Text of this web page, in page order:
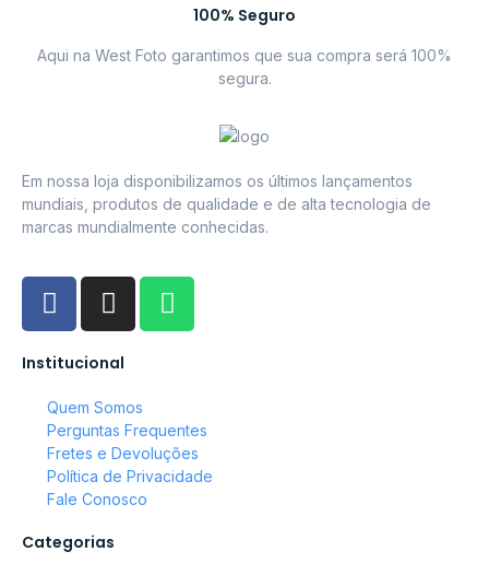
100% Seguro
Aqui na West Foto garantimos que sua compra será 100%
segura.
Em nossa loja disponibilizamos os últimos lançamentos
mundiais, produtos de qualidade e de alta tecnologia de
marcas mundialmente conhecidas.
Institucional
Quem Somos
Perguntas Frequentes
Fretes e Devoluções
Política de Privacidade
Fale Conosco
Categorias